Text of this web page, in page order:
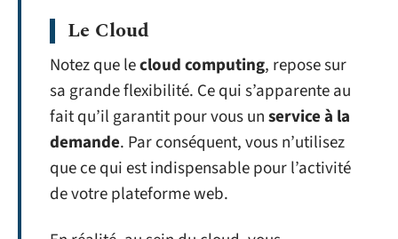
Le Cloud
Notez que lecloud computing, repose sur
sa grande flexibilité. Ce qui s’apparente au
fait qu’il garantit pour vous unservice à la
demande. Par conséquent, vous n’utilisez
que ce qui est indispensable pour l’activité
de votre plateforme web.